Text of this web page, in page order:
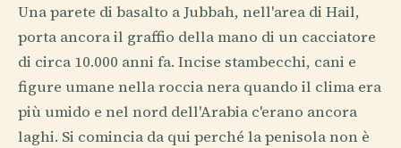
Una parete di basalto a Jubbah, nell'area di Hail,
porta ancora il graffio della mano di un cacciatore
di circa 10.000 anni fa. Incise stambecchi, cani e
figure umane nella roccia nera quando il clima era
più umido e nel nord dell'Arabia c'erano ancora
laghi. Si comincia da qui perché la penisola non è